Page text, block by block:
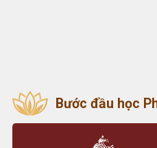
Bước đầu học